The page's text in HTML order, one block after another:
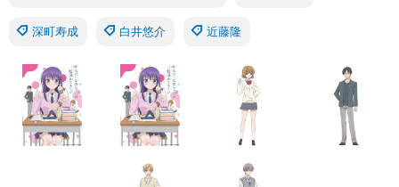
深町寿成 白井悠介 近藤隆